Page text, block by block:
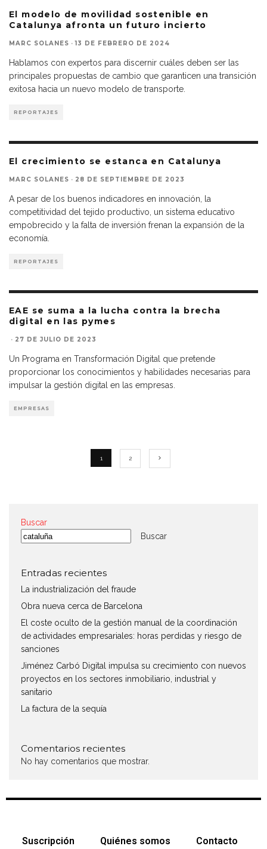
El modelo de movilidad sostenible en
Catalunya afronta un futuro incierto
MARC SOLANES · 13 DE FEBRERO DE 2024
Hablamos con expertos para discernir cuáles deben ser las
principales propuestas de cambio que garanticen una transición
exitosa hacia un nuevo modelo de transporte.
REPORTAJES
El crecimiento se estanca en Catalunya
MARC SOLANES · 28 DE SEPTIEMBRE DE 2023
A pesar de los buenos indicadores en innovación, la
competitividad del tejido productivo, un sistema educativo
empobrecido y la falta de inversión frenan la expansión de la
economía.
REPORTAJES
EAE se suma a la lucha contra la brecha
digital en las pymes
· 27 DE JULIO DE 2023
Un Programa en Transformación Digital que pretende
proporcionar los conocimientos y habilidades necesarias para
impulsar la gestión digital en las empresas.
EMPRESAS
1 2
Buscar
Buscar
Entradas recientes
La industrialización del fraude
Obra nueva cerca de Barcelona
El coste oculto de la gestión manual de la coordinación
de actividades empresariales: horas perdidas y riesgo de
sanciones
Jiménez Carbó Digital impulsa su crecimiento con nuevos
proyectos en los sectores inmobiliario, industrial y
sanitario
La factura de la sequía
Comentarios recientes
No hay comentarios que mostrar.
Suscripción Quiénes somos Contacto